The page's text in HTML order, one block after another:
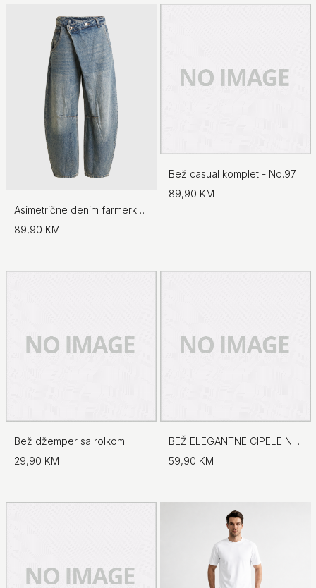
Asimetrične denim farmerke - No.97
89,90 KM
Bež casual komplet - No.97
89,90 KM
Bež džemper sa rolkom
29,90 KM
BEŽ ELEGANTNE CIPELE NA ŠPIC
59,90 KM